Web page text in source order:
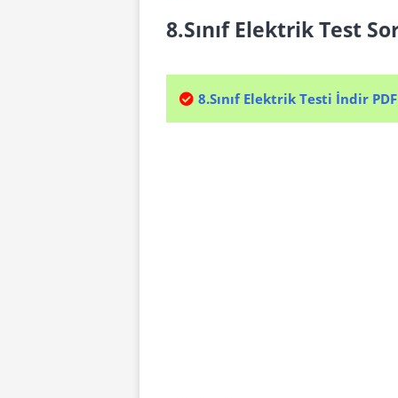
8.Sınıf Elektrik Test
8.Sınıf Elektrik Testi İndir PDF